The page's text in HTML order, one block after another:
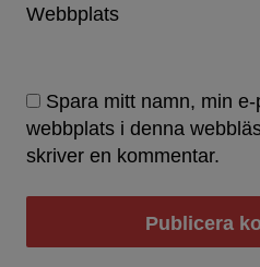
Webbplats
Spara mitt namn, min
webbplats i denna
skriver en kommentar.